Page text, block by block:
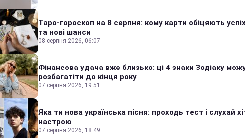
Таро-гороскоп на 8 серпня: кому карти обіцяють
та нові шанси
08 серпня 2026, 06:07
Фінансова удача вже близько: ці 4 знаки Зодіаку
розбагатіти до кінця року
07 серпня 2026, 19:51
Яка ти нова українська пісня: проходь тест і слухай
настрою
07 серпня 2026, 18:49